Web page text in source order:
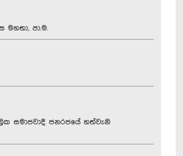
මහතා, පා.ම.
සමාජවාදී ජනරජයේ හත්වැනි